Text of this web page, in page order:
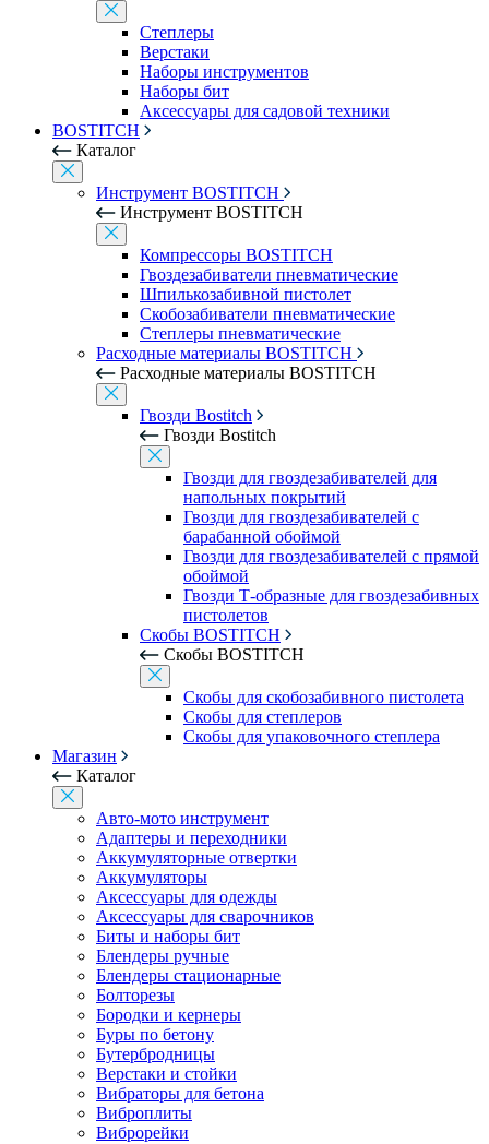
Степлеры
Верстаки
Наборы инструментов
Наборы бит
Аксессуары для садовой техники
BOSTITCH
Каталог
Инструмент BOSTITCH
Инструмент BOSTITCH
Компрессоры BOSTITCH
Гвоздезабиватели пневматические
Шпилькозабивной пистолет
Скобозабиватели пневматические
Степлеры пневматические
Расходные материалы BOSTITCH
Расходные материалы BOSTITCH
Гвозди Bostitch
Гвозди Bostitch
Гвозди для гвоздезабивателей для
напольных покрытий
Гвозди для гвоздезабивателей с
барабанной обоймой
Гвозди для гвоздезабивателей с прямой
обоймой
Гвозди Т-образные для гвоздезабивных
пистолетов
Скобы BOSTITCH
Скобы BOSTITCH
Скобы для скобозабивного пистолета
Скобы для степлеров
Скобы для упаковочного степлера
Магазин
Каталог
Авто-мото инструмент
Адаптеры и переходники
Аккумуляторные отвертки
Аккумуляторы
Аксессуары для одежды
Аксессуары для сварочников
Биты и наборы бит
Блендеры ручные
Блендеры стационарные
Болторезы
Бородки и кернеры
Буры по бетону
Бутербродницы
Верстаки и стойки
Вибраторы для бетона
Виброплиты
Виброрейки